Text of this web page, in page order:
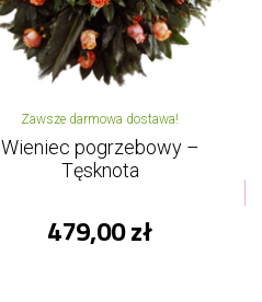
Zawsze darmowa dostawa!
Wieniec pogrzebowy –
Tęsknota
479,00 zł